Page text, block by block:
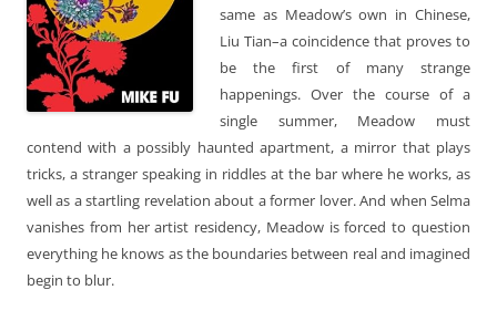
same as Meadow’s own in Chinese,
Liu Tian–a coincidence that proves to
be the first of many strange
happenings. Over the course of a
single summer, Meadow must
contend with a possibly haunted apartment, a mirror that plays
tricks, a stranger speaking in riddles at the bar where he works, as
well as a startling revelation about a former lover. And when Selma
vanishes from her artist residency, Meadow is forced to question
everything he knows as the boundaries between real and imagined
begin to blur.